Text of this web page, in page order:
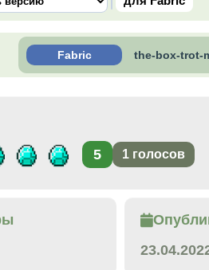
Fabric the-box-trot-
5 1 голосов